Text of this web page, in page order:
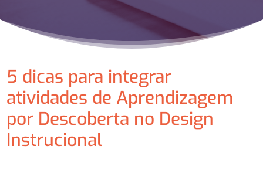
5 dicas para integrar
atividades de Aprendizagem
por Descoberta no Design
Instrucional